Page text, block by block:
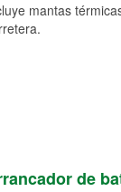
mantas
de